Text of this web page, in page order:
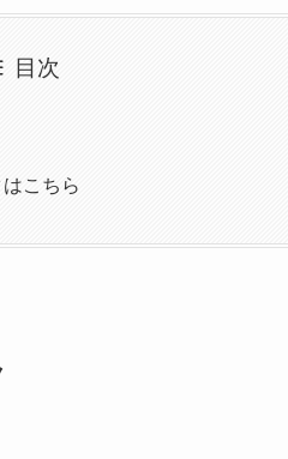
目次
こちら